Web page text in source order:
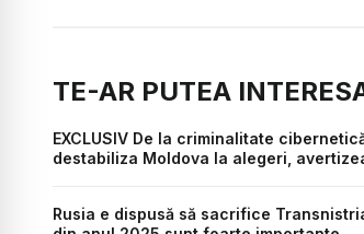
TE-AR PUTEA
EXCLUSIV De la criminalitate
destabiliza Moldova la alegeri,
Rusia e dispusă să sacrifice